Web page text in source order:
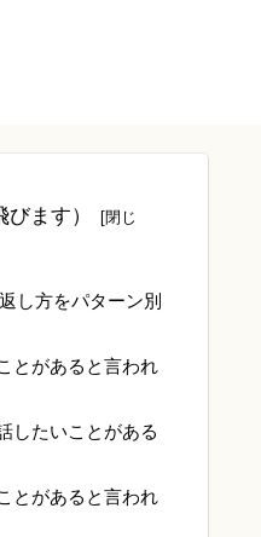
ます）
し方をパターン別
とがあると言われ
したいことがある
とがあると言われ